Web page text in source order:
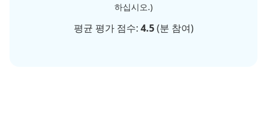
하십시오.)
평균 평가 점수: 4.5(분 참여)